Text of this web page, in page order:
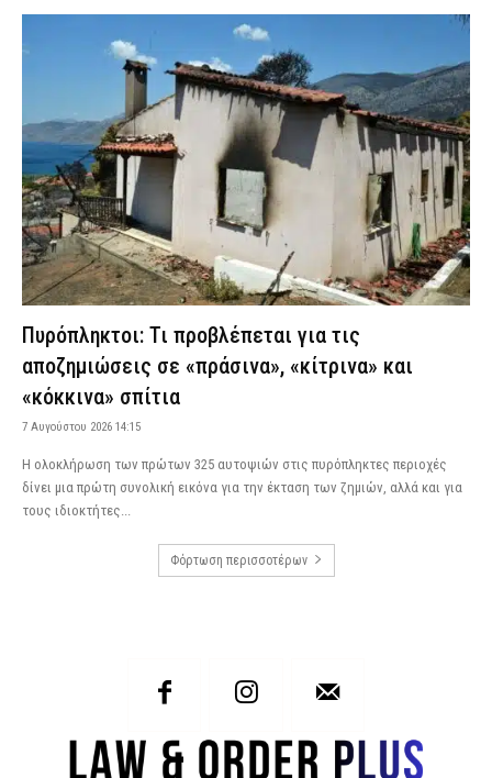
Πυρόπληκτοι: Τι προβλέπεται για τις
αποζημιώσεις σε «πράσινα», «κίτρινα» και
«κόκκινα» σπίτια
7 Αυγούστου 2026 14:15
Η ολοκλήρωση των πρώτων 325 αυτοψιών στις πυρόπληκτες περιοχές
δίνει μια πρώτη συνολική εικόνα για την έκταση των ζημιών, αλλά και για
τους ιδιοκτήτες...
Φόρτωση περισσοτέρων